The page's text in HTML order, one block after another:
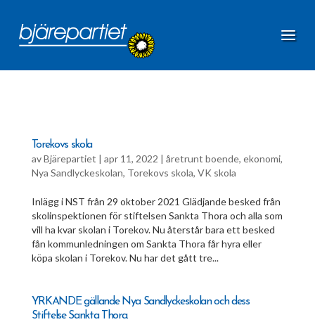
Torekovs skola
avBjärepartiet | apr 11, 2022 | åretrunt boende, ekonomi,
Nya Sandlyckeskolan, Torekovs skola, VK skola
Inlägg i NST från 29 oktober 2021 Glädjande besked från
skolinspektionen för stiftelsen Sankta Thora och alla som
vill ha kvar skolan i Torekov. Nu återstår bara ett besked
fån kommunledningen om Sankta Thora får hyra eller
köpa skolan i Torekov. Nu har det gått tre...
YRKANDE gällande Nya Sandlyckeskolan och dess
Stiftelse Sankta Thora.